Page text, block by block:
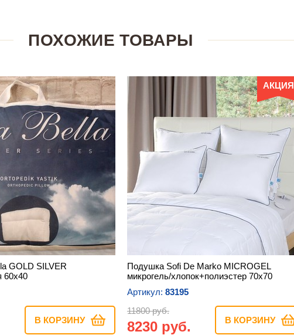
ПОХОЖИЕ ТОВАРЫ
GOLD SILVER
60х40
В КОРЗИНУ
АКЦИЯ
Подушка Sofi De Marko MICROGEL
микрогель/хлопок+полиэстер 70х70
Артикул: 83195
11800 руб.
8230 руб. В КОРЗИНУ